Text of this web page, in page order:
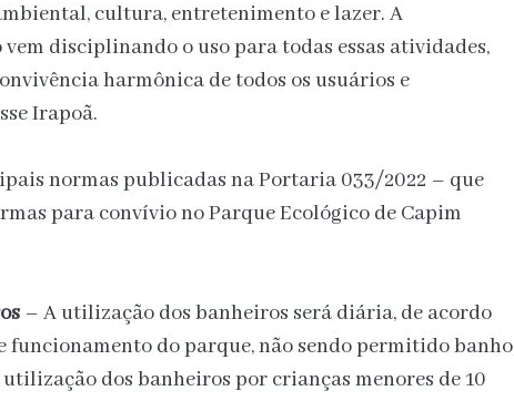
cultura, entretenimento e lazer. A
disciplinando o uso para todas essas atividades,
harmônica de todos os usuários e
Irapoã.
normas publicadas na Portaria 033/2022 – que
para convívio no Parque Ecológico de Capim
– A utilização dos banheiros será diária, de acordo
funcionamento do parque, não sendo permitido banho
dos banheiros por crianças menores de 10